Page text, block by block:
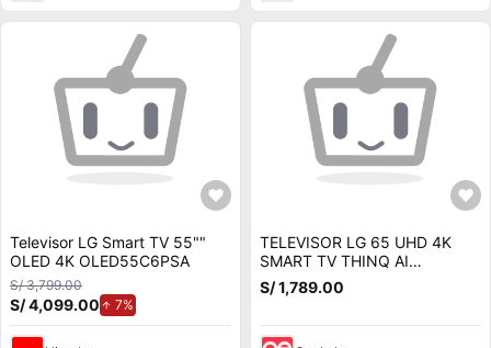
Televisor LG Smart TV 55""
OLED 4K OLED55C6PSA
S/ 3,799.00
S/ 4,099.00 7%
TELEVISOR LG 65 UHD 4K
SMART TV THINQ AI
65UA8000PSB -2025
S/ 1,789.00